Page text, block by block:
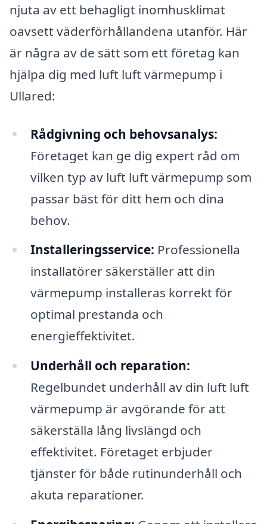
njuta av ett behagligt inomhusklimat
oavsett väderförhållandena utanför. Här
är några av de sätt som ett företag kan
hjälpa dig med luft luft värmepump i
Ullared:
Rådgivning och behovsanalys:
Företaget kan ge dig expert råd om
vilken typ av luft luft värmepump som
passar bäst för ditt hem och dina
behov.
Installeringsservice: Professionella
installatörer säkerställer att din
värmepump installeras korrekt för
optimal prestanda och
energieffektivitet.
Underhåll och reparation:
Regelbundet underhåll av din luft luft
värmepump är avgörande för att
säkerställa lång livslängd och
effektivitet. Företaget erbjuder
tjänster för både rutinunderhåll och
akuta reparationer.